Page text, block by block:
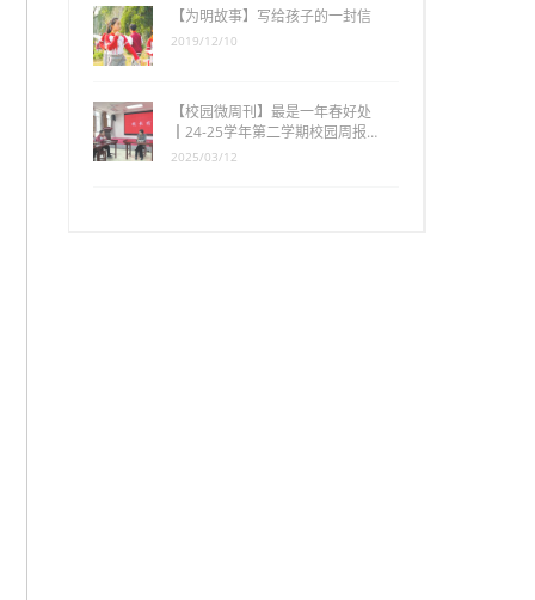
【为明故事】写给孩子的一封信
2019/12/10
【校园微周刊】最是一年春好处
┃24-25学年第二学期校园周报…
2025/03/12